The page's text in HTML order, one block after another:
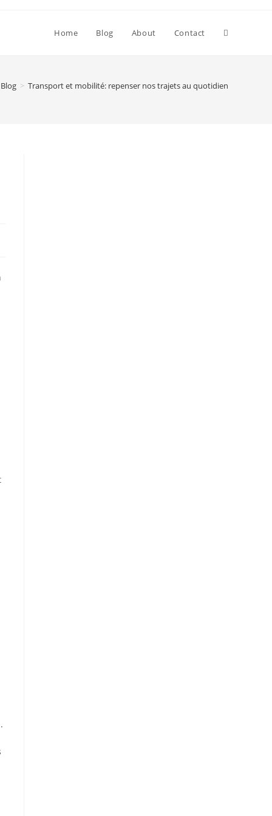
Home Blog About Contact Toggle
Blog > Transport et mobilité: repenser nos trajets au quotidien